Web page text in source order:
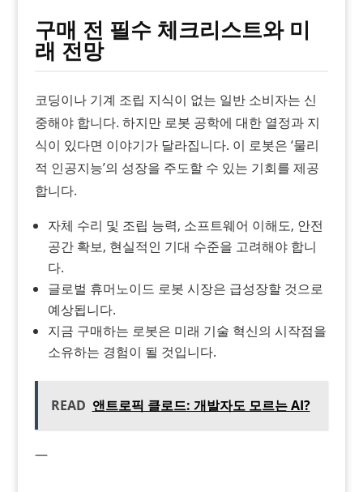
구매 전 필수 체크리스트와 미
래 전망
코딩이나 기계 조립 지식이 없는 일반 소비자는 신
중해야 합니다. 하지만 로봇 공학에 대한 열정과 지
식이 있다면 이야기가 달라집니다. 이 로봇은 ‘물리
적 인공지능’의 성장을 주도할 수 있는 기회를 제공
합니다.
자체 수리 및 조립 능력, 소프트웨어 이해도, 안전
공간 확보, 현실적인 기대 수준을 고려해야 합니
다.
글로벌 휴머노이드 로봇 시장은 급성장할 것으로
예상됩니다.
지금 구매하는 로봇은 미래 기술 혁신의 시작점을
소유하는 경험이 될 것입니다.
READ 앤트로픽 클로드: 개발자도 모르는 AI?
—